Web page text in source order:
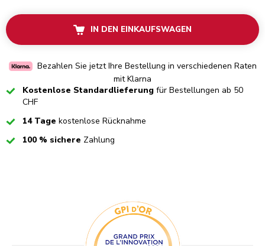
IN DEN EINKAUFSWAGEN
Bezahlen Sie jetzt Ihre Bestellung in verschiedenen Raten
mit Klarna
CheckedKostenlose Standardlieferung für Bestellungen ab 50
CHF
Checked14 Tage kostenlose Rücknahme
Checked100 % sichere Zahlung